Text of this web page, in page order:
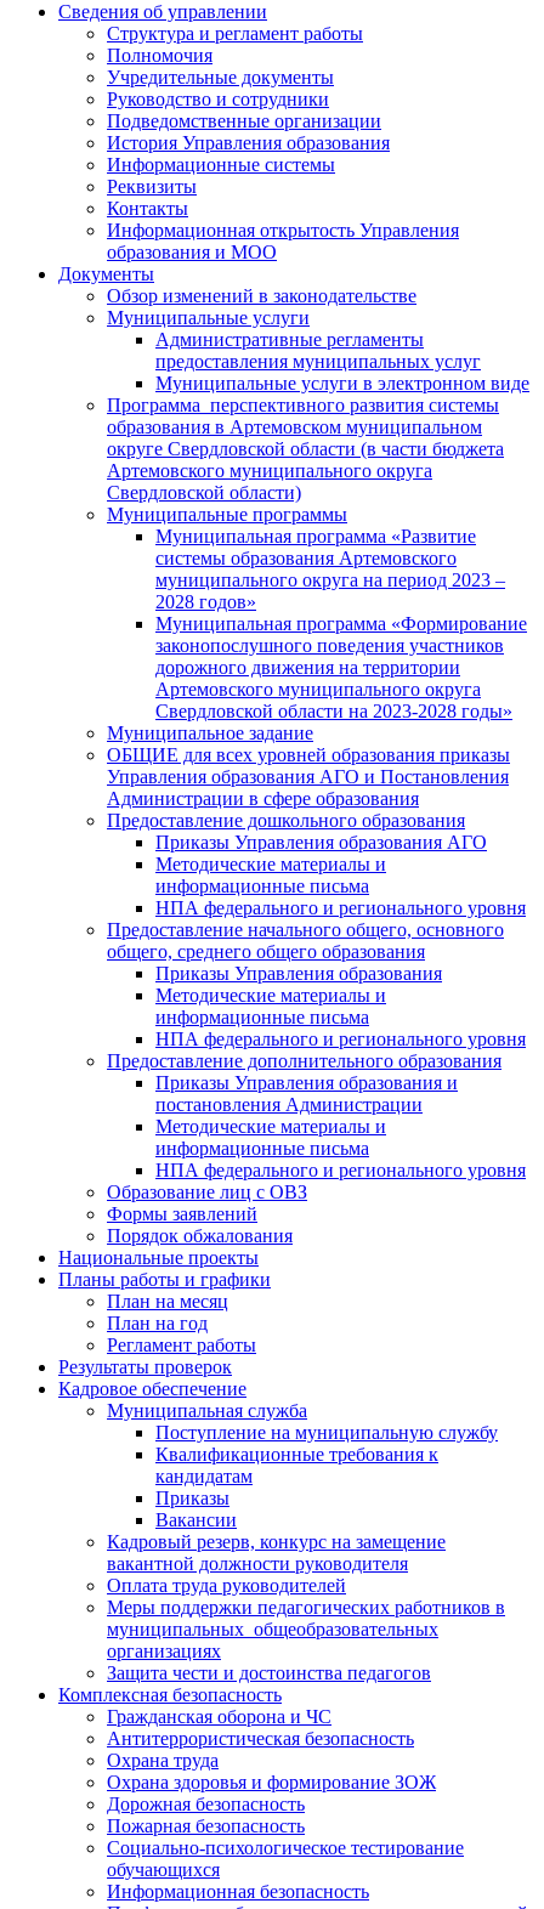
Сведения об управлении
Структура и регламент работы
Полномочия
Учредительные документы
Руководство и сотрудники
Подведомственные организации
История Управления образования
Информационные системы
Реквизиты
Контакты
Информационная открытость Управления
образования и МОО
Документы
Обзор изменений в законодательстве
Муниципальные услуги
Административные регламенты
предоставления муниципальных услуг
Муниципальные услуги в электронном виде
Программа перспективного развития системы
образования в Артемовском муниципальном
округе Свердловской области (в части бюджета
Артемовского муниципального округа
Свердловской области)
Муниципальные программы
Муниципальная программа «Развитие
системы образования Артемовского
муниципального округа на период 2023 –
2028 годов»
Муниципальная программа «Формирование
законопослушного поведения участников
дорожного движения на территории
Артемовского муниципального округа
Свердловской области на 2023-2028 годы»
Муниципальное задание
ОБЩИЕ для всех уровней образования приказы
Управления образования АГО и Постановления
Администрации в сфере образования
Предоставление дошкольного образования
Приказы Управления образования АГО
Методические материалы и
информационные письма
НПА федерального и регионального уровня
Предоставление начального общего, основного
общего, среднего общего образования
Приказы Управления образования
Методические материалы и
информационные письма
НПА федерального и регионального уровня
Предоставление дополнительного образования
Приказы Управления образования и
постановления Администрации
Методические материалы и
информационные письма
НПА федерального и регионального уровня
Образование лиц с ОВЗ
Формы заявлений
Порядок обжалования
Национальные проекты
Планы работы и графики
План на месяц
План на год
Регламент работы
Результаты проверок
Кадровое обеспечение
Муниципальная служба
Поступление на муниципальную службу
Квалификационные требования к
кандидатам
Приказы
Вакансии
Кадровый резерв, конкурс на замещение
вакантной должности руководителя
Оплата труда руководителей
Меры поддержки педагогических работников в
муниципальных общеобразовательных
организациях
Защита чести и достоинства педагогов
Комплексная безопасность
Гражданская оборона и ЧС
Антитеррористическая безопасность
Охрана труда
Охрана здоровья и формирование ЗОЖ
Дорожная безопасность
Пожарная безопасность
Социально-психологическое тестирование
обучающихся
Информационная безопасность